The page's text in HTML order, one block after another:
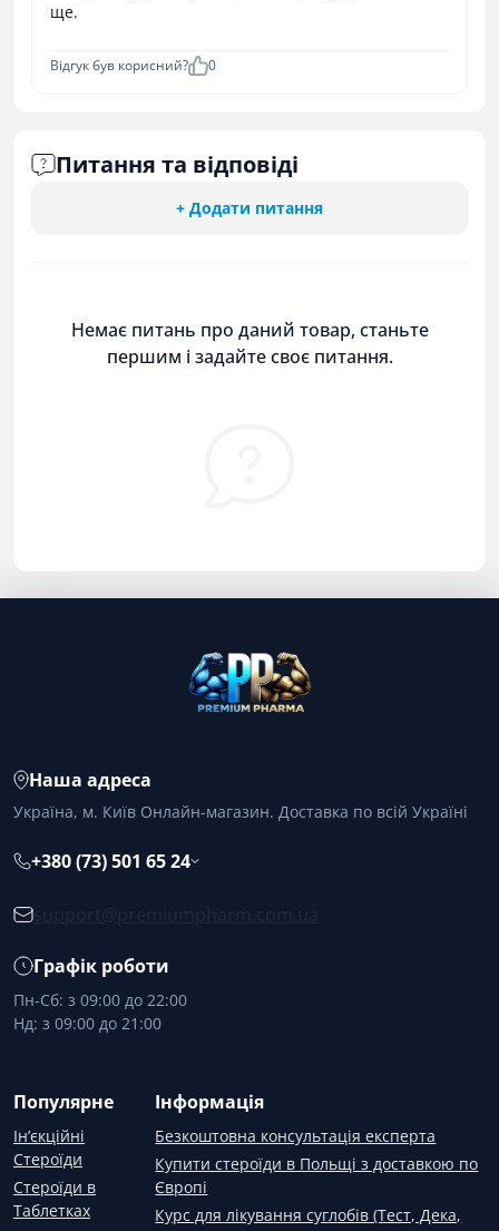
ще.
Відгук був корисний? 0
Питання та відповіді
+ Додати питання
Немає питань про даний товар, станьте
першим і задайте своє питання.
Наша адреса
Україна, м. Київ Онлайн-магазин. Доставка по всій Україні
+380 (73) 501 65 24
Графік роботи
Пн-Сб: з 09:00 до 22:00
Нд: з 09:00 до 21:00
Популярне
Ін’єкційні
Стероїди
Стероїди в
Таблетках
Інформація
Безкоштовна консультація експерта
Купити стероїди в Польщі з доставкою по
Європі
Курс для лікування суглобів (Тест, Дека,